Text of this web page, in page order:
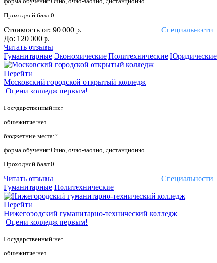
Проходной балл:0
Специальности
Стоимость от: 90 000 р.
До: 120 000 р.
Читать отзывы
Гуманитарные Экономические Политехнические Юридические
Перейти
Московский городской открытый колледж
Оцени колледж первым!
Государственный:нет
общежитие:нет
бюджетные места:?
форма обучения:Очно, очно-заочно, дистанционно
Проходной балл:0
Специальности
Читать отзывы
Гуманитарные Политехнические
Перейти
Нижегородский гуманитарно-технический колледж
Оцени колледж первым!
Государственный:нет
общежитие:нет